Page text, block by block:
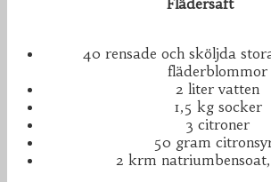
Flädersaft
40 rensade och sköljda
fläderblommor
2 liter vatten
1,5 kg socker
3 citroner
50 gram
2 krm